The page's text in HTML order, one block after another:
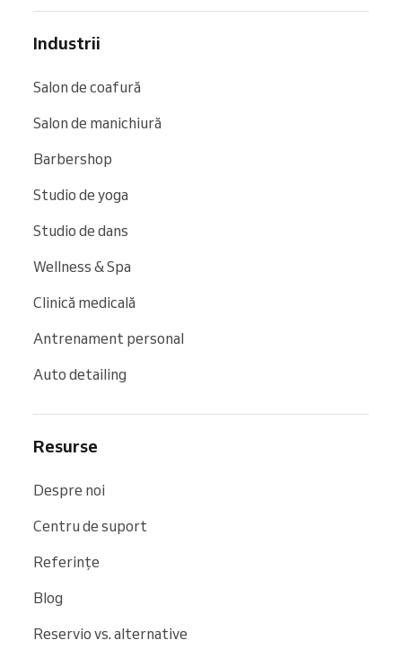
Industrii
Salon de coafură
Salon de manichiură
Barbershop
Studio de yoga
Studio de dans
Wellness & Spa
Clinică medicală
Antrenament personal
Auto detailing
Resurse
Despre noi
Centru de suport
Referințe
Blog
Reservio vs. alternative